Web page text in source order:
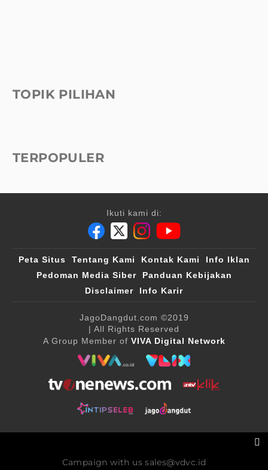
TOPIK PILIHAN
TERPOPULER
Ikuti kami di:
Peta Situs Tentang Kami Kontak Kami
Info Iklan
Pedoman Media Siber
Panduan Kebijakan
Disclaimer
Info Karir
JagoDangdut.com ©2019
| All Rights Reserved
A Group Member of VIVA Digital Network
